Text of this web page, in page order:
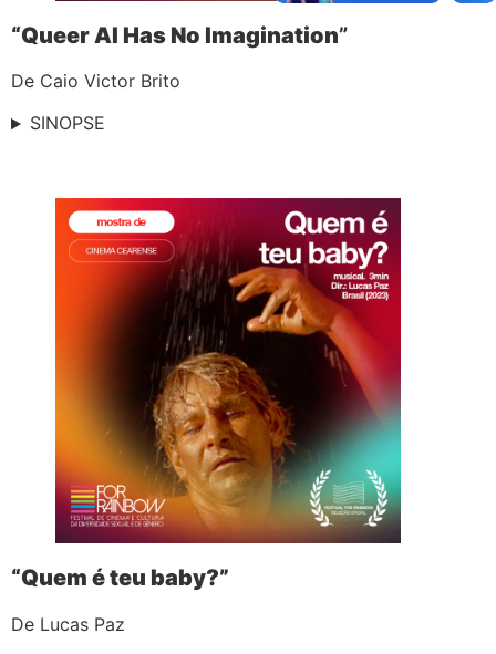
“Queer AI Has No Imagination”
De Caio Victor Brito
SINOPSE
“Quem é teu baby?”
De Lucas Paz